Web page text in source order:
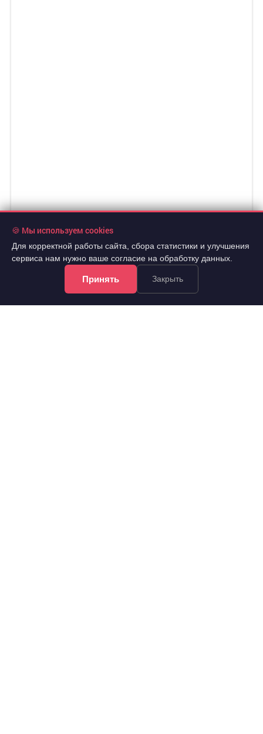
🍪 Мы используем cookies
Для корректной работы сайта, сбора статистики и улучшения
сервиса нам нужно ваше согласие на обработку данных.
Принять Закрыть